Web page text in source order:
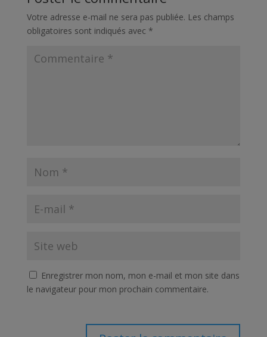
Votre adresse e-mail ne sera pas publiée. Les champs
obligatoires sont indiqués avec *
Enregistrer mon nom, mon e-mail et mon site dans
le navigateur pour mon prochain commentaire.